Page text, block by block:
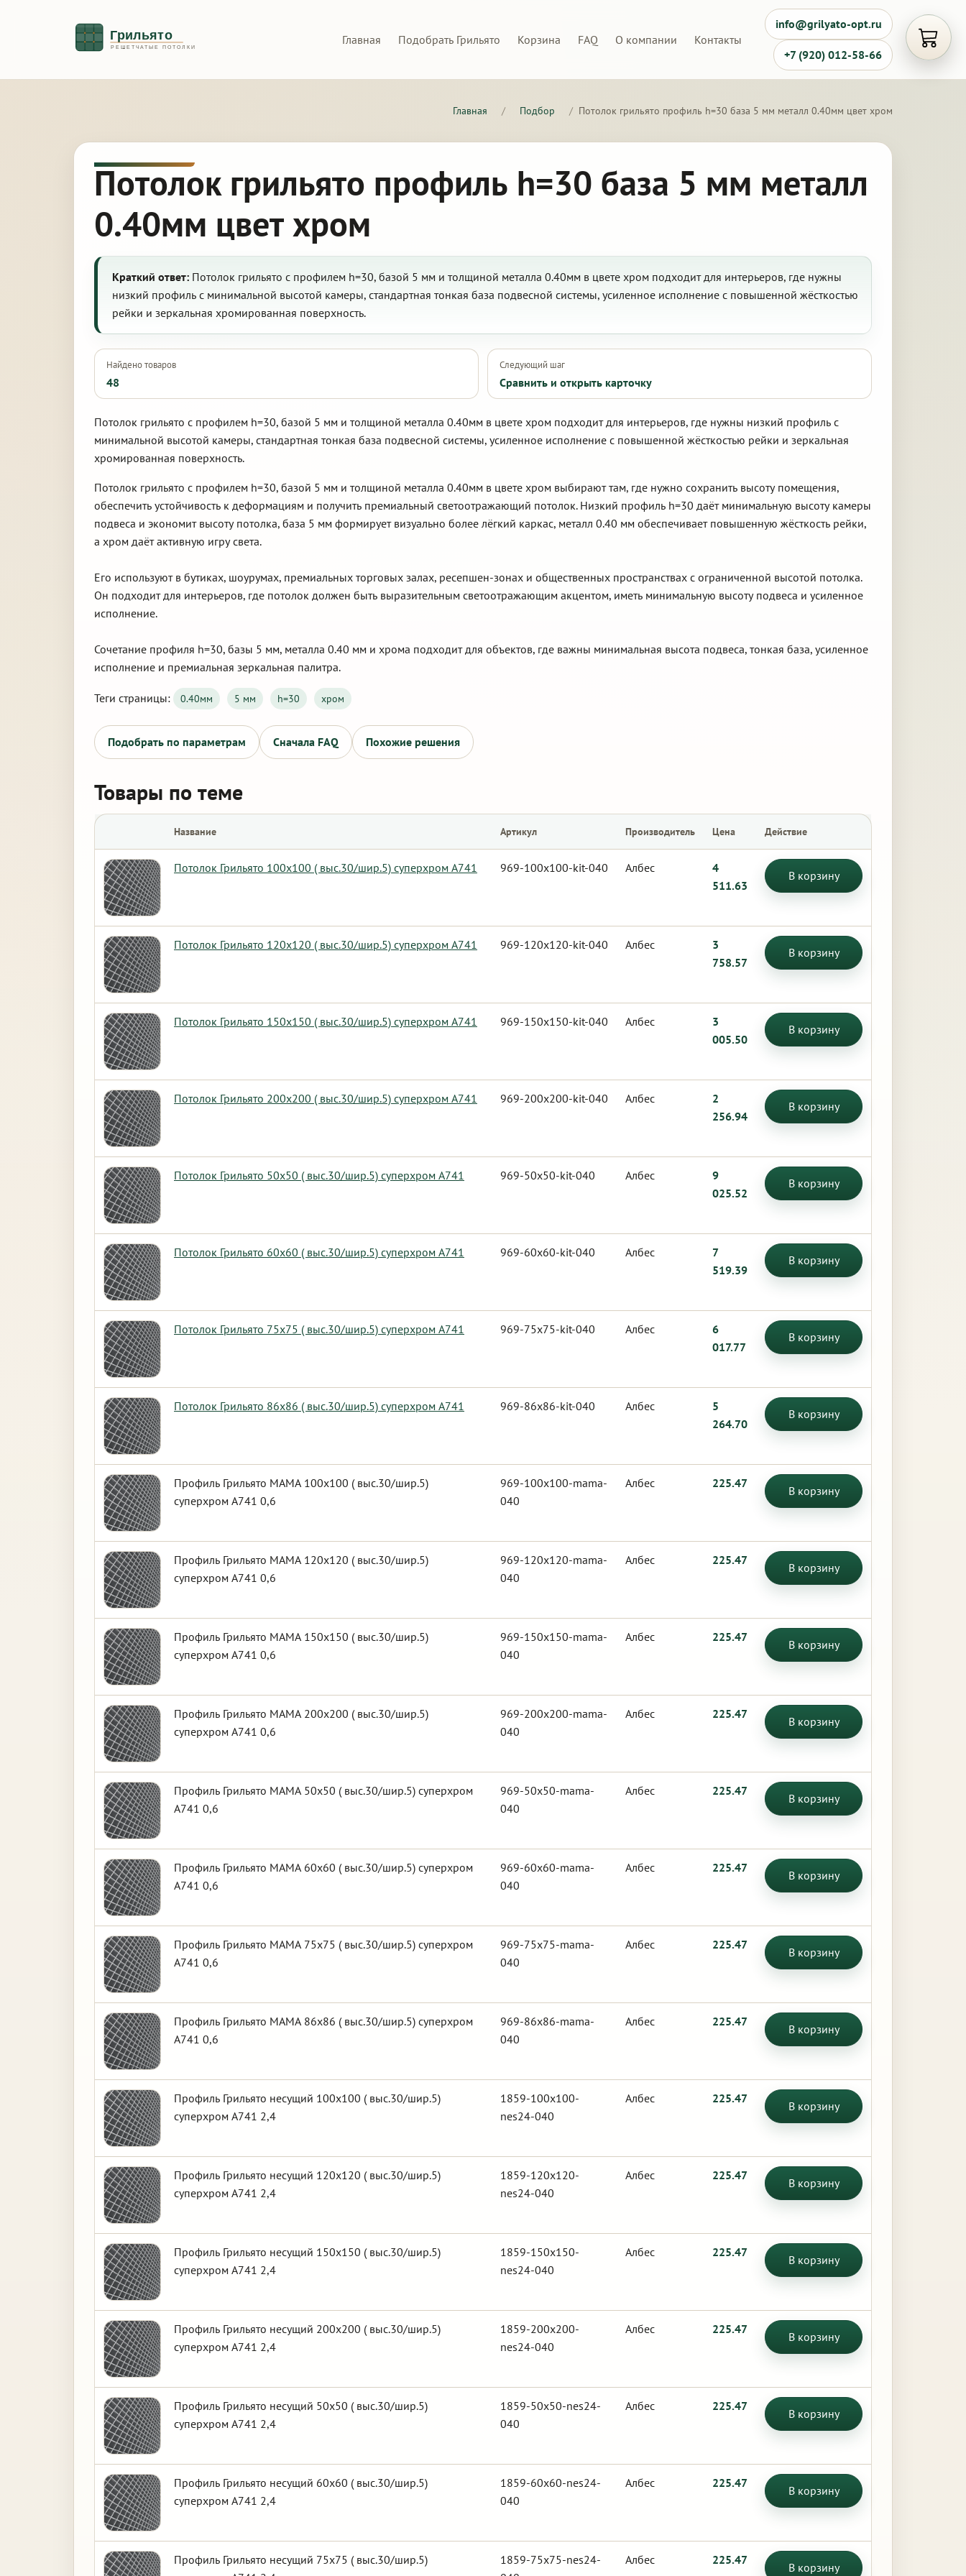
Главная Подобрать Грильято Корзина FAQ О компании Контакты
info@grilyato-opt.ru
+7 (920) 012-58-66
Главная / Подбор / Потолок грильято профиль h=30 база 5 мм металл 0.40мм цвет хром
Потолок грильято профиль h=30 база 5 мм металл
0.40мм цвет хром
Краткий ответ: Потолок грильято с профилем h=30, базой 5 мм и толщиной металла 0.40мм в цвете хром подходит для интерьеров, где нужны
низкий профиль с минимальной высотой камеры, стандартная тонкая база подвесной системы, усиленное исполнение с повышенной жёсткостью
рейки и зеркальная хромированная поверхность.
Найдено товаров
48
Следующий шаг
Сравнить и открыть карточку
Потолок грильято с профилем h=30, базой 5 мм и толщиной металла 0.40мм в цвете хром подходит для интерьеров, где нужны низкий профиль с
минимальной высотой камеры, стандартная тонкая база подвесной системы, усиленное исполнение с повышенной жёсткостью рейки и зеркальная
хромированная поверхность.
Потолок грильято с профилем h=30, базой 5 мм и толщиной металла 0.40мм в цвете хром выбирают там, где нужно сохранить высоту помещения,
обеспечить устойчивость к деформациям и получить премиальный светоотражающий потолок. Низкий профиль h=30 даёт минимальную высоту камеры
подвеса и экономит высоту потолка, база 5 мм формирует визуально более лёгкий каркас, металл 0.40 мм обеспечивает повышенную жёсткость рейки,
а хром даёт активную игру света.
Его используют в бутиках, шоурумах, премиальных торговых залах, ресепшен-зонах и общественных пространствах с ограниченной высотой потолка.
Он подходит для интерьеров, где потолок должен быть выразительным светоотражающим акцентом, иметь минимальную высоту подвеса и усиленное
исполнение.
Сочетание профиля h=30, базы 5 мм, металла 0.40 мм и хрома подходит для объектов, где важны минимальная высота подвеса, тонкая база, усиленное
исполнение и премиальная зеркальная палитра.
Теги страницы: 0.40мм 5 мм h=30 хром
Подобрать по параметрам Сначала FAQ Похожие решения
Товары по теме
Название Артикул Производитель Цена Действие
Потолок Грильято 100х100 ( выс.30/шир.5) суперхром А741 969-100x100-kit-040 Албес
4
511.63
В корзину
Потолок Грильято 120х120 ( выс.30/шир.5) суперхром А741 969-120x120-kit-040 Албес
3
758.57
В корзину
Потолок Грильято 150х150 ( выс.30/шир.5) суперхром А741 969-150x150-kit-040 Албес
3
005.50
В корзину
Потолок Грильято 200х200 ( выс.30/шир.5) суперхром А741 969-200x200-kit-040 Албес
2
256.94
В корзину
Потолок Грильято 50х50 ( выс.30/шир.5) суперхром А741 969-50x50-kit-040 Албес
9
025.52
В корзину
Потолок Грильято 60х60 ( выс.30/шир.5) суперхром А741 969-60x60-kit-040 Албес
7
519.39
В корзину
Потолок Грильято 75х75 ( выс.30/шир.5) суперхром А741 969-75x75-kit-040 Албес
6
017.77
В корзину
Потолок Грильято 86х86 ( выс.30/шир.5) суперхром А741 969-86x86-kit-040 Албес
5
264.70
В корзину
Профиль Грильято МАМА 100х100 ( выс.30/шир.5)
суперхром А741 0,6
969-100x100-mama-
040
Албес 225.47
В корзину
Профиль Грильято МАМА 120х120 ( выс.30/шир.5)
суперхром А741 0,6
969-120x120-mama-
040
Албес 225.47
В корзину
Профиль Грильято МАМА 150х150 ( выс.30/шир.5)
суперхром А741 0,6
969-150x150-mama-
040
Албес 225.47
В корзину
Профиль Грильято МАМА 200х200 ( выс.30/шир.5)
суперхром А741 0,6
969-200x200-mama-
040
Албес 225.47
В корзину
Профиль Грильято МАМА 50х50 ( выс.30/шир.5) суперхром
А741 0,6
969-50x50-mama-
040
Албес 225.47
В корзину
Профиль Грильято МАМА 60х60 ( выс.30/шир.5) суперхром
А741 0,6
969-60x60-mama-
040
Албес 225.47
В корзину
Профиль Грильято МАМА 75х75 ( выс.30/шир.5) суперхром
А741 0,6
969-75x75-mama-
040
Албес 225.47
В корзину
Профиль Грильято МАМА 86х86 ( выс.30/шир.5) суперхром
А741 0,6
969-86x86-mama-
040
Албес 225.47
В корзину
Профиль Грильято несущий 100х100 ( выс.30/шир.5)
суперхром А741 2,4
1859-100x100-
nes24-040
Албес 225.47
В корзину
Профиль Грильято несущий 120х120 ( выс.30/шир.5)
суперхром А741 2,4
1859-120x120-
nes24-040
Албес 225.47
В корзину
Профиль Грильято несущий 150х150 ( выс.30/шир.5)
суперхром А741 2,4
1859-150x150-
nes24-040
Албес 225.47
В корзину
Профиль Грильято несущий 200х200 ( выс.30/шир.5)
суперхром А741 2,4
1859-200x200-
nes24-040
Албес 225.47
В корзину
Профиль Грильято несущий 50х50 ( выс.30/шир.5)
суперхром А741 2,4
1859-50x50-nes24-
040
Албес 225.47
В корзину
Профиль Грильято несущий 60х60 ( выс.30/шир.5)
суперхром А741 2,4
1859-60x60-nes24-
040
Албес 225.47
В корзину
Профиль Грильято несущий 75х75 ( выс.30/шир.5)
1859-75x75-nes24-
Албес 225.47
В корзину
Открыть